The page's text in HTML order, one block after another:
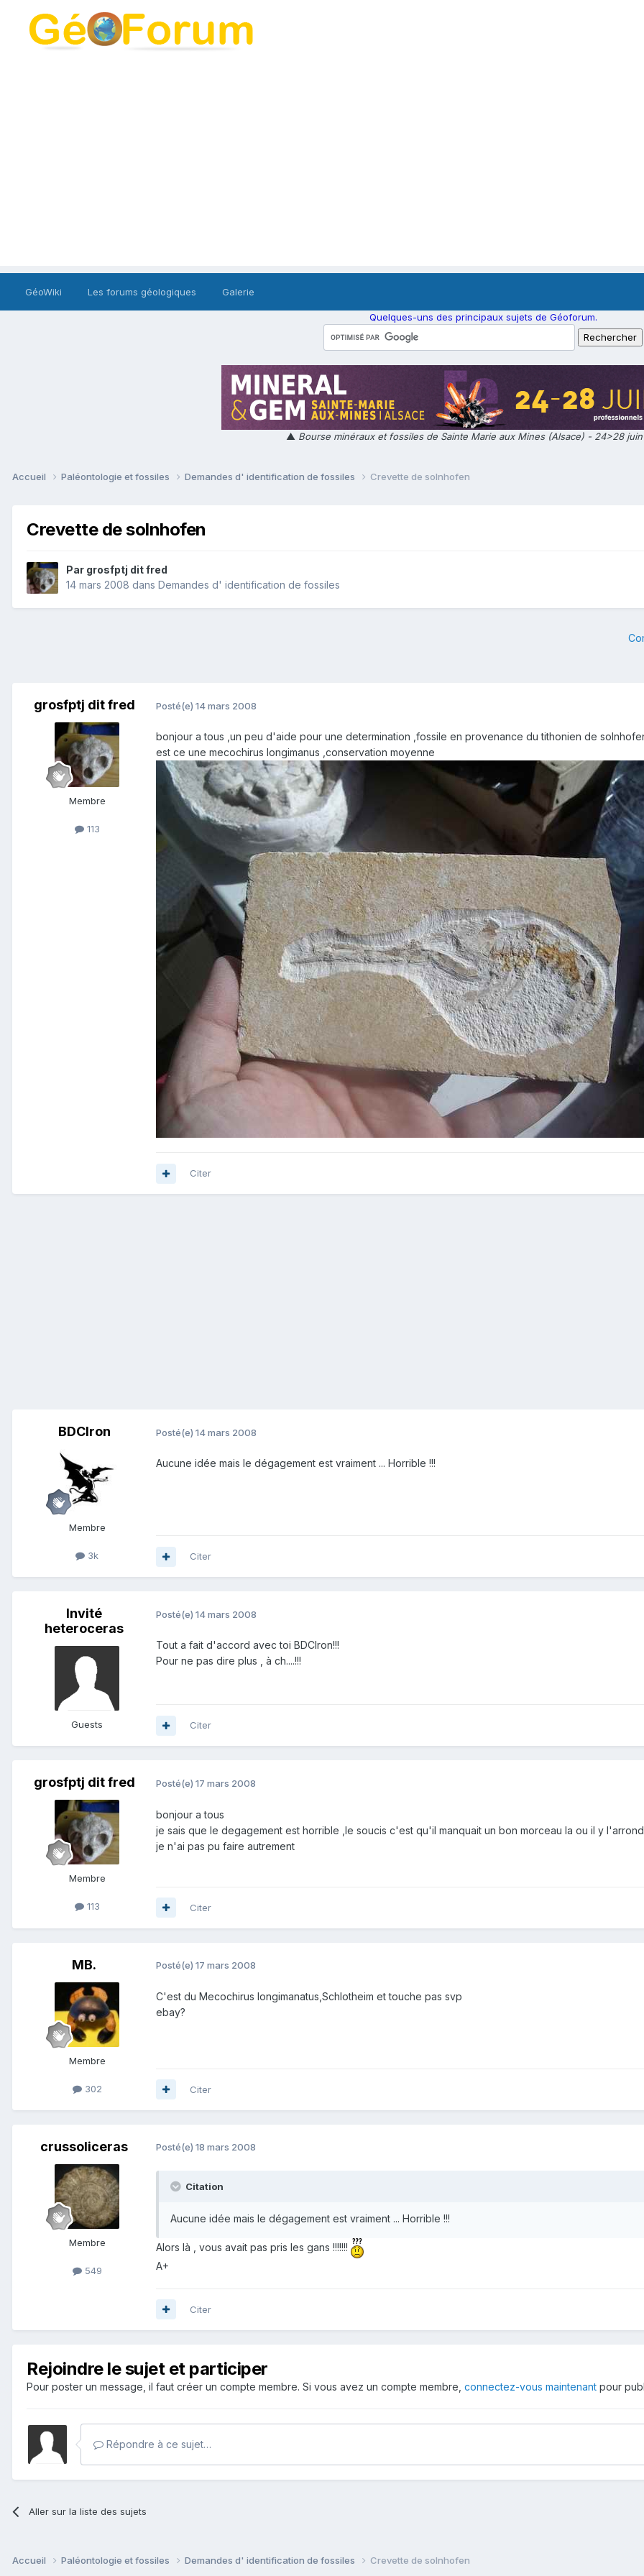
GéoWiki Les forums géologiques Galerie
Quelques-uns des principaux sujets de Géoforum.
▲ Bourse minéraux et fossiles de Sainte Marie aux Mines (Alsace) - 24>28
Accueil Paléontologie et fossiles Demandes d' identification de fossiles Crevette de solnhofen
Crevette de solnhofen
Par grosfptj dit fred
14 mars 2008 dans Demandes d' identification de fossiles
grosfptj dit fred
Membre
113
Posté(e) 14 mars 2008
bonjour a tous ,un peu d'aide pour une determination ,fossile en provenance du tithonien de
est ce une mecochirus longimanus ,conservation moyenne
Citer
BDCIron
Membre
3k
Posté(e) 14 mars 2008
Aucune idée mais le dégagement est vraiment ... Horrible !!!
Citer
Invité
heteroceras
Guests
Posté(e) 14 mars 2008
Tout a fait d'accord avec toi BDCIron!!!
Pour ne pas dire plus , à ch....!!!
Citer
grosfptj dit fred
Membre
113
Posté(e) 17 mars 2008
bonjour a tous
je sais que le degagement est horrible ,le soucis c'est qu'il manquait un bon morceau la ou il y
je n'ai pas pu faire autrement
Citer
MB.
Membre
302
Posté(e) 17 mars 2008
C'est du Mecochirus longimanatus,Schlotheim et touche pas svp
ebay?
Citer
crussoliceras
Membre
549
Posté(e) 18 mars 2008
Citation
Aucune idée mais le dégagement est vraiment ... Horrible !!!
Alors là , vous avait pas pris les gans !!!!!!!
A+
Citer
Rejoindre le sujet et participer
Pour poster un message, il faut créer un compte membre. Si vous avez un compte membre, connectez-vous maintenant pour
Répondre à ce sujet…
Aller sur la liste des sujets
Accueil Paléontologie et fossiles Demandes d' identification de fossiles Crevette de solnhofen